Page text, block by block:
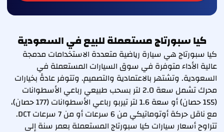
كيا سبورتاج مستعملة للبيع في السعودية
كيا سبورتاج هي سيارة رياضية متعددة الاستخدامات مدمجة
عالية الأداء متوفرة في سوق السيارات المستعملة في
السعودية. وتشتهر بالاعتمادية والتصميم. وتتوفر عادةً بخيارات
محرك تشمل سعة 2.0 لتر بسحب طبيعي رباعي الأسطوانات
(155 حصان) أو سعة 1.6 لتر تيربو رباعي الأسطوانات (177 حصان)،
مع ناقل حركة أوتوماتيكي من 6 سرعات أو من 7 سرعات DCT.
تتراوح أسعار سيارات كيا سبورتاج المستعملة بعمر سنة إلى